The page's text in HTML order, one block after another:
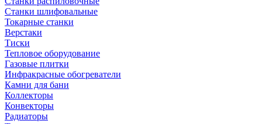
Станки шлифовальные
Токарные станки
Верстаки
Тиски
Тепловое оборудование
Газовые плитки
Инфракрасные обогреватели
Камни для бани
Коллекторы
Конвекторы
Радиаторы